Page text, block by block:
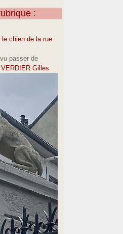
:
le chien de la rue
passer de
VERDIER Gilles